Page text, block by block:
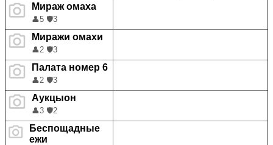
Мираж омаха
👤5 🛡️3
Миражи омахи
👤2 🛡️3
Палата номер 6
👤2 🛡️3
Аукцыон
👤3 🛡️2
Беспощадные
ежи